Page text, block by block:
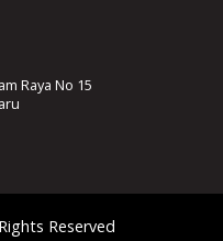
Raya No 15
Reserved